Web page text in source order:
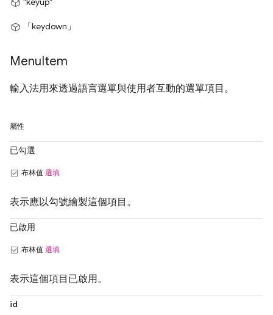
「keydown」
MenuItem
輸入法用來透過語言選單與使用者互動的選單項目。
屬性
已勾選
布林值 選填
表示應以勾號繪製這個項目。
已啟用
布林值 選填
表示這個項目已啟用。
id